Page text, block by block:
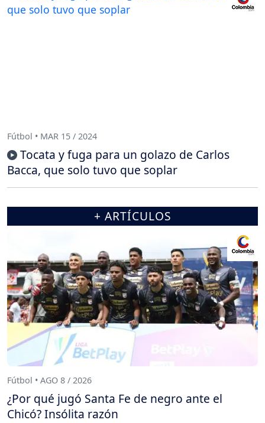
Fútbol • MAR 15 / 2024
Tocata y fuga para un golazo de Carlos
Bacca, que solo tuvo que soplar
+ ARTÍCULOS
Fútbol • AGO 8 / 2026
¿Por qué jugó Santa Fe de negro ante el
Chicó? Insólita razón